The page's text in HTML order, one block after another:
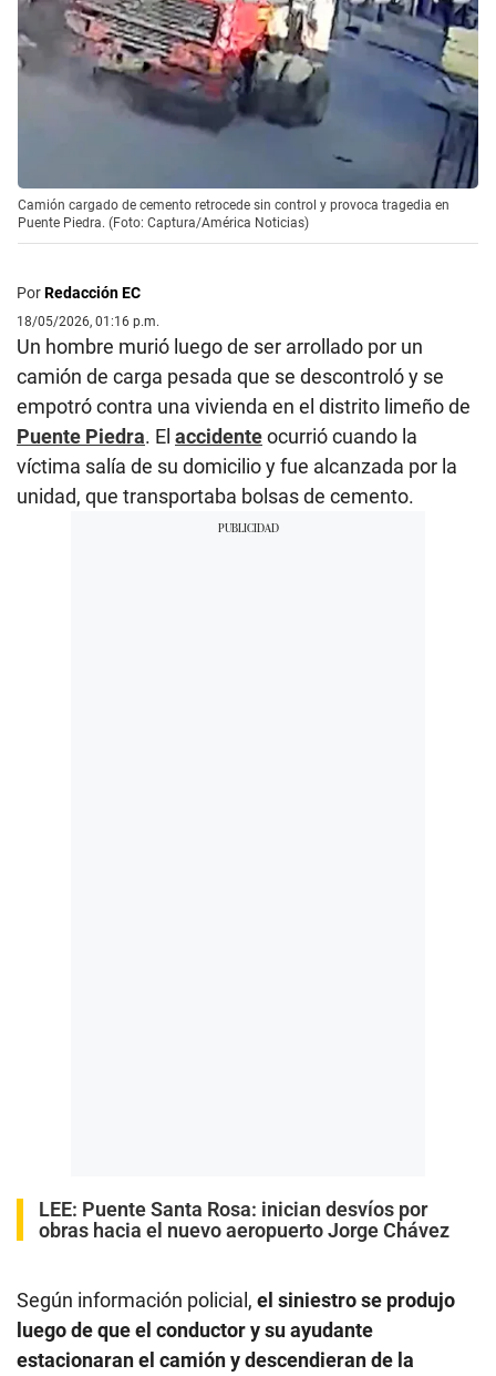
Camión cargado de cemento retrocede sin control y provoca tragedia en
Puente Piedra. (Foto: Captura/América Noticias)
PorRedacción EC
18/05/2026, 01:16 p.m.
Un hombre murió luego de ser arrollado por un
camión de carga pesada que se descontroló y se
empotró contra una vivienda en el distrito limeño de
Puente Piedra. El accidenteocurrió cuando la
víctima salía de su domicilio y fue alcanzada por la
unidad, que transportaba bolsas de cemento.
LEE: Puente Santa Rosa: inician desvíos por
obras hacia el nuevo aeropuerto Jorge Chávez
Según información policial, el siniestro se produjo
luego de que el conductor y su ayudante
estacionaran el camión y descendieran de la